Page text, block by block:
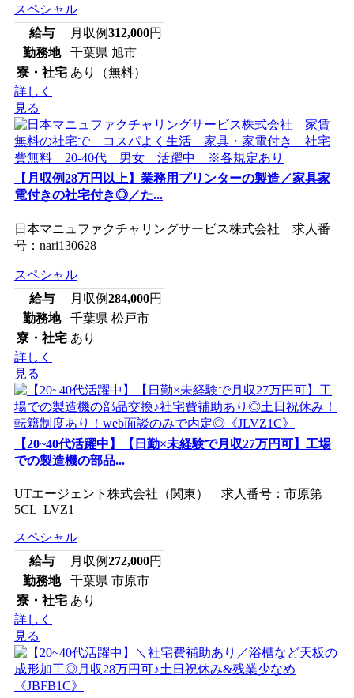
スペシャル
給与
月収例312,000円
勤務地
千葉県 旭市
寮・社宅 あり（無料）
詳しく
見る
【月収例28万円以上】業務用プリンターの製造／家具家
電付きの社宅付き◎／た...
日本マニュファクチャリングサービス株式会社 求人番
号：nari130628
スペシャル
給与
月収例284,000円
勤務地
千葉県 松戸市
寮・社宅 あり
詳しく
見る
【20~40代活躍中】【日勤×未経験で月収27万円可】工場
での製造機の部品...
UTエージェント株式会社（関東） 求人番号：市原第
5CL_LVZ1
スペシャル
給与
月収例272,000円
勤務地
千葉県 市原市
寮・社宅 あり
詳しく
見る